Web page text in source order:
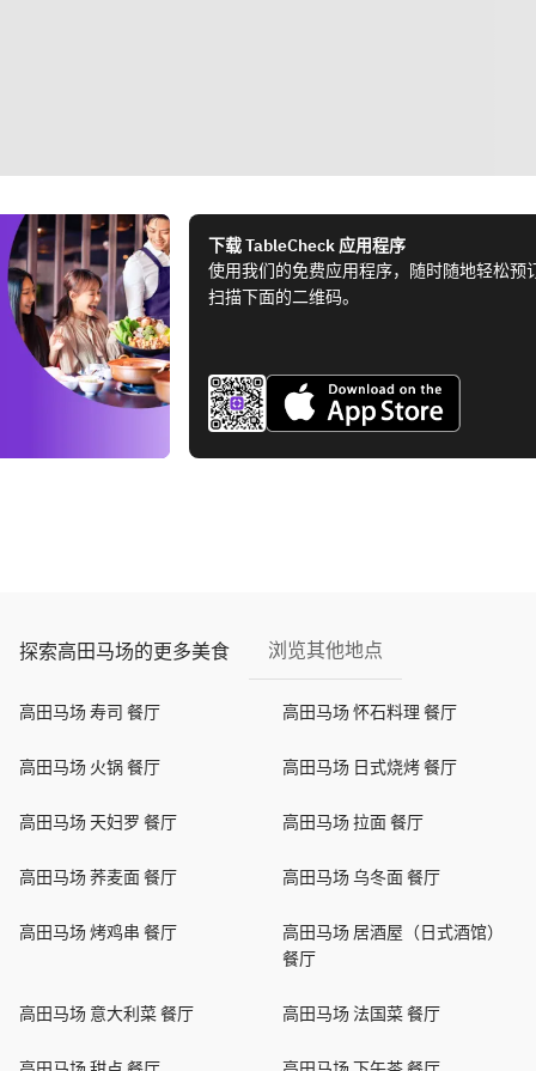
下载 TableCheck 应用程序
使用我们的免费应用程序，随时随地轻松预
扫描下面的二维码。
探索高田马场的更多美食 浏览其他地点
高田马场 寿司 餐厅 高田马场 怀石料理 餐厅
高田马场 火锅 餐厅 高田马场 日式烧烤 餐厅
高田马场 天妇罗 餐厅 高田马场 拉面 餐厅
高田马场 荞麦面 餐厅 高田马场 乌冬面 餐厅
高田马场 烤鸡串 餐厅
高田马场 居酒屋（日式酒馆）
餐厅
高田马场 意大利菜 餐厅 高田马场 法国菜 餐厅